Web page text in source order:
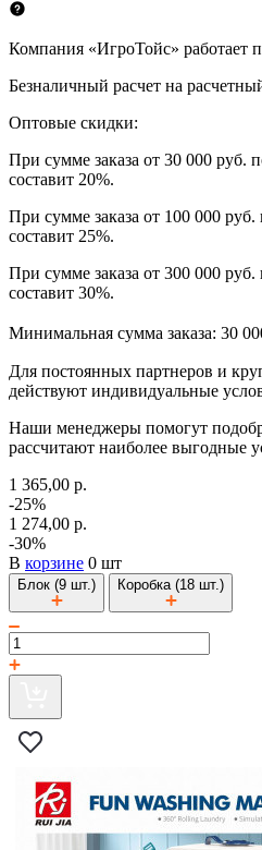
Компания «ИгроТойс» работает
Безналичный расчет на
Оптовые скидки:
При сумме заказа от 30 000 руб.
составит 20%.
При сумме заказа от 100 000 руб.
составит 25%.
При сумме заказа от 300 000 руб.
составит 30%.
Минимальная сумма заказа: 30
Для постоянных партнеров и
действуют индивидуальные
Наши менеджеры помогут
рассчитают наиболее выгодные
1 365,00 р.
-25%
1 274,00 р.
-30%
В корзине 0 шт
Блок (9 шт.) Коробка (18 шт.)